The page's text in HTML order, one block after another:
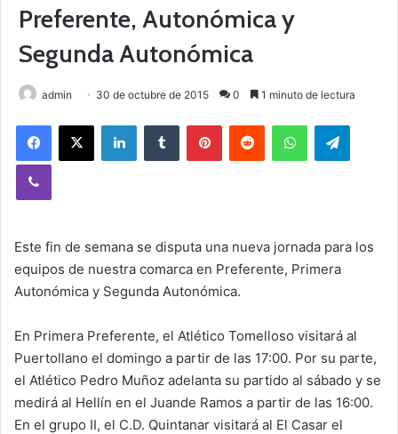
Preferente, Autonómica y
Segunda Autonómica
admin 30 de octubre de 2015 0 1 minuto de lectura
Este fin de semana se disputa una nueva jornada para los
equipos de nuestra comarca en Preferente, Primera
Autonómica y Segunda Autonómica.
En Primera Preferente, el Atlético Tomelloso visitará al
Puertollano el domingo a partir de las 17:00. Por su parte,
el Atlético Pedro Muñoz adelanta su partido al sábado y se
medirá al Hellín en el Juande Ramos a partir de las 16:00.
En el grupo II, el C.D. Quintanar visitará al El Casar el